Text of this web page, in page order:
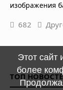
изображения
682
ТОП
Этот сайт
более